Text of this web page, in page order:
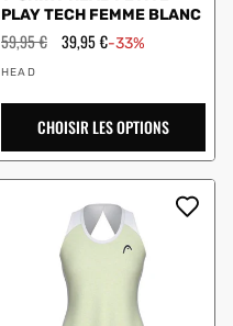
PLAY TECH FEMME BLANC
Prix
régulier
59,95 € Prix
39,95 €-33%
Vendeur
HEAD
CHOISIR LES OPTIONS